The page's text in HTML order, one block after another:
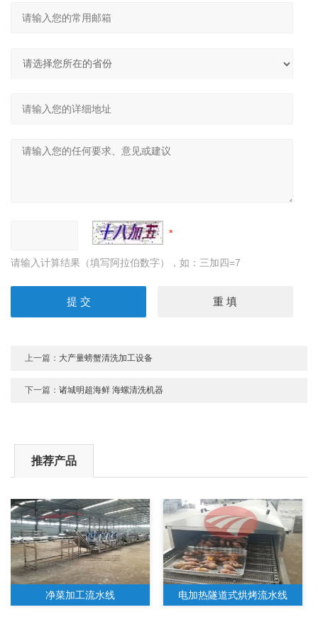
请输入计算结果（填写阿拉伯数字），如：三加四=7
上一篇： 大产量螃蟹清洗加工设备
下一篇：诸城明超海鲜 海螺清洗机器
推荐产品
净菜加工流水线 电加热隧道式烘烤流水线